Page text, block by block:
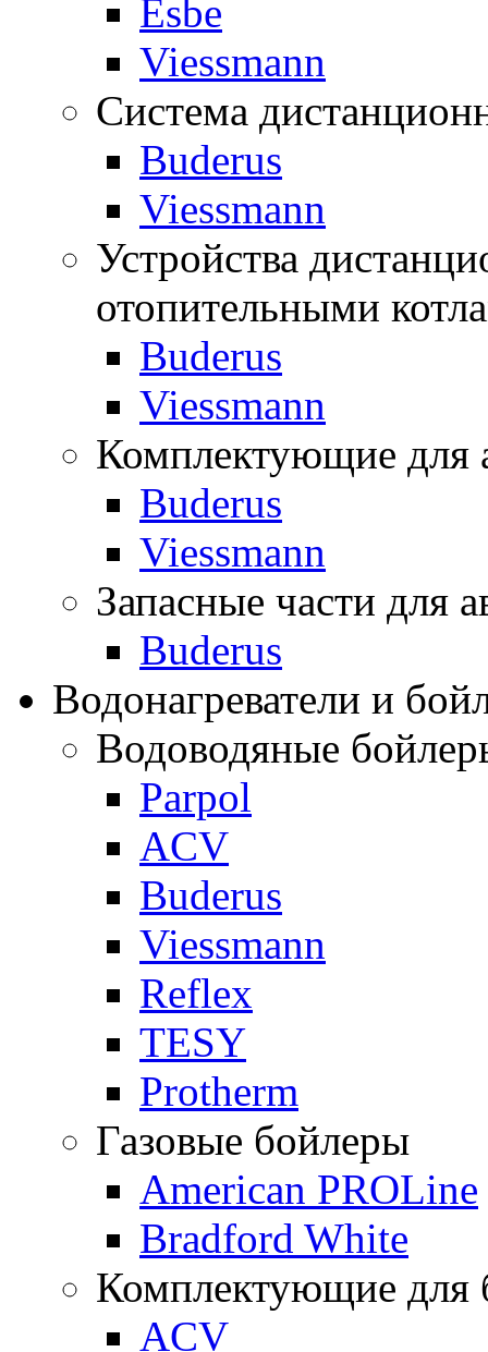
Esbe
Viessmann
Система
Buderus
Viessmann
Устройства
отопительными
Buderus
Viessmann
Комплектующие для
Buderus
Viessmann
Запасные части для
Buderus
Водонагреватели и
Водоводяные
Parpol
ACV
Buderus
Viessmann
Reflex
TESY
Protherm
Газовые бойлеры
American PROLine
Bradford White
Комплектующие для
ACV